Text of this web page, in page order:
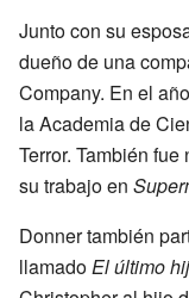
Junto con su
dueño de una
Company. En el
la Academia de
Terror. También
su trabajo en
Donner también
llamadoEl último